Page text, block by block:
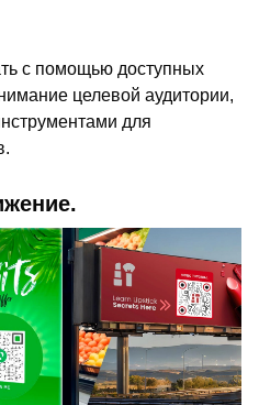
с помощью доступных
целевой аудитории,
для